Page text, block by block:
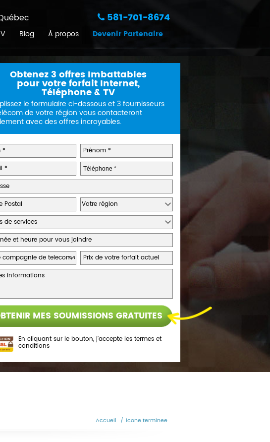
581-701-8674
Blog À propos Devenir Partenaire
Obtenez 3 offres Imbattables
pour votre forfait Internet,
Téléphone & TV
le formulaire ci-dessous et 3 fournisseurs
de votre région vous contacteront
avec des offres incroyables.
En cliquant sur le bouton, j’accepte les termes et
conditions
Accueil / icone terminee